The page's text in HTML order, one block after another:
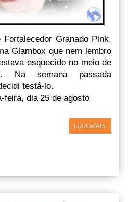
Granado Pink,
Glambox que nem lembro
esquecido no meio de
Na semana passada
testá-lo.
feira, dia 25 de agosto
LEIA MAIS